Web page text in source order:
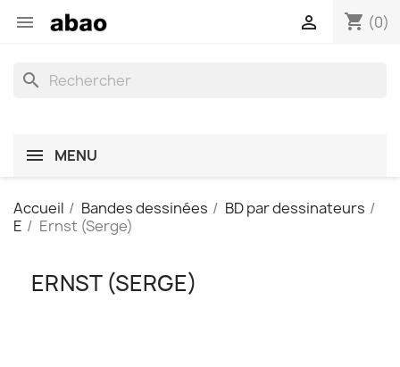
 shopping_cart (0)

search
MENU
Accueil Bandes dessinées
BD par dessinateurs
E
Ernst (Serge)
ERNST (SERGE)